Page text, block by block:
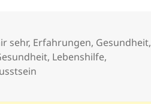
sehr, Erfahrungen, Gesundheit,
, Lebenshilfe,